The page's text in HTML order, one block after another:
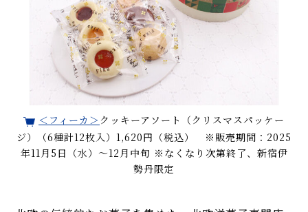
＜フィーカ＞ クッキーアソート（クリスマスパッケー
ジ）（6種計12枚入）1,620円（税込） ※販売期間：2025
年11月5日（水）〜12月中旬 ※なくなり次第終了、新宿伊
勢丹限定